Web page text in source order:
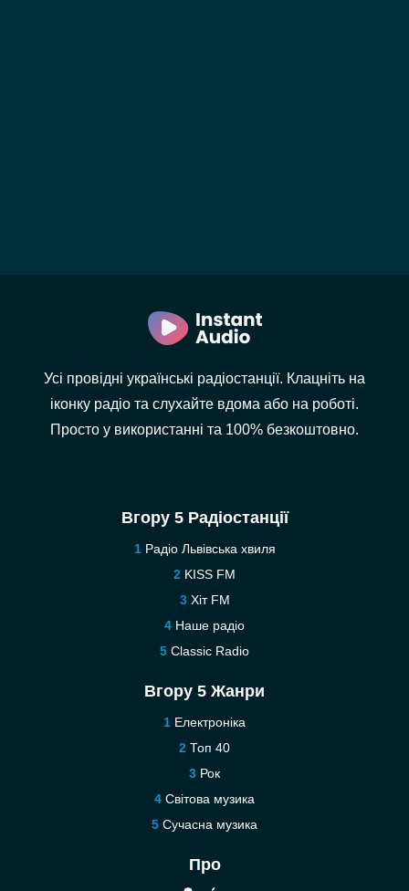
Усі провідні українські радіостанції. Клацніть на
іконку радіо та слухайте вдома або на роботі.
Просто у використанні та 100% безкоштовно.
Вгору 5 Радіостанції
Радіо Львівська хвиля
KISS FM
Хіт FM
Наше радіо
Classic Radio
Вгору 5 Жанри
Електроніка
Топ 40
Рок
Світова музика
Сучасна музика
Про